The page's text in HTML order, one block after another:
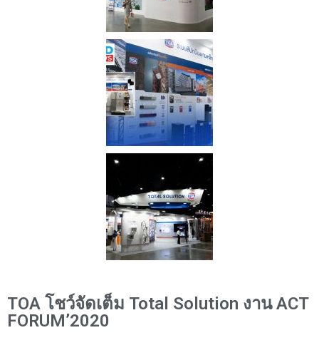
TOA โชว์จัดเต็ม Total Solution งาน ACT
FORUM’2020